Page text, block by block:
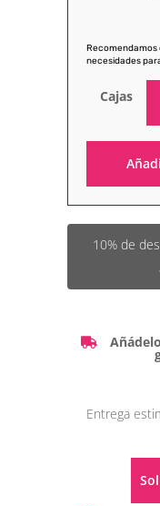
Recomendamos
necesidades
Cajas
10% de
Entrega